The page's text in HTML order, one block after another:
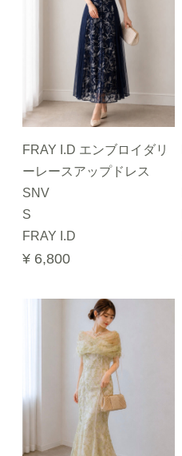
FRAY I.D エンブロイダリ
ーレースアップドレス
SNV
S
FRAY I.D
¥ 6,800